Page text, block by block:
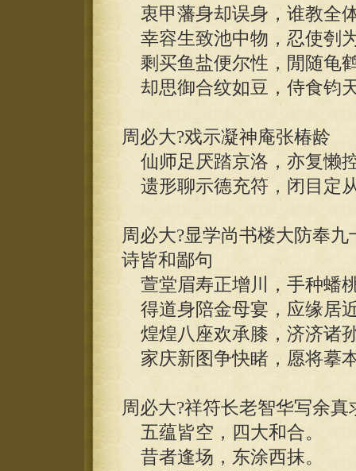
衷甲藩身却误身，谁教全
幸容生致池中物，忍使刳
剩买鱼盐便尔性，閒随龟
却思御合纹如豆，侍食钧
周必大?戏示凝神庵张椿龄
仙师足厌踏京洛，亦复懒
遗形聊示德充符，闭目定
周必大?显学尚书楼大防奉
诗皆和鄙句
萱堂眉寿正增川，手种蟠
得道身陪金母宴，应缘居
煌煌八座欢承膝，济济诸
家庆新图争快睹，愿将摹
周必大?祥符长老智华写余真
五蕴皆空，四大和合。
昔者逢场，东涂西抹。